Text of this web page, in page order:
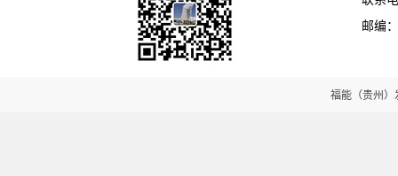
邮编
福能（贵州）